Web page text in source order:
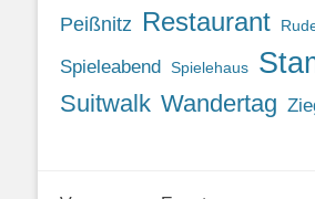
Peißnitz Restaurant
Spieleabend Spielehaus
Suitwalk Wandertag